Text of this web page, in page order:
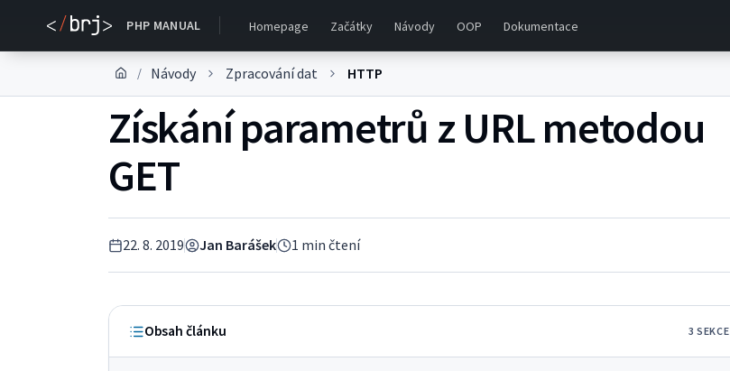
PHP MANUAL Homepage Začátky Návody OOP Dokumentace
/ Návody Zpracování dat HTTP
Získání parametrů z URL metodou
GET
22. 8. 2019 Jan Barášek 1 min čtení
Obsah článku 3 SEKCE